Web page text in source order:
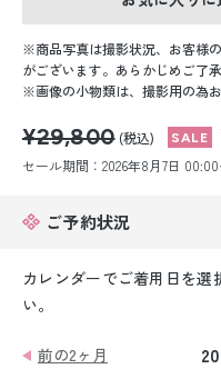
スーツレンタル
色打掛&紋付袴レンタル
白無垢&紋付袴レンタル
商品写真は撮影状況、お客様
がございます。あらかじめご了承
画像の小物類は、撮影用の為
¥29,800 (税込)
セール期間：2026年8月7日
ご予約状況
カレンダーでご着用日を選
い。
前の2ヶ月